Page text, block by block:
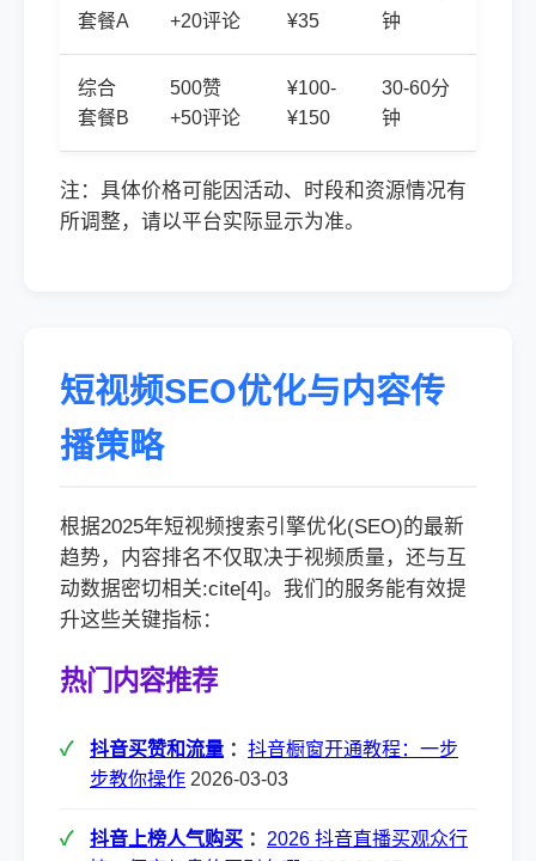
套餐A
+20评论
¥35
钟
综合
套餐B
500赞
+50评论
¥100-
¥150
30-60分
钟
注：具体价格可能因活动、时段和资源情况有
所调整，请以平台实际显示为准。
短视频SEO优化与内容传
播策略
根据2025年短视频搜索引擎优化(SEO)的最新
趋势，内容排名不仅取决于视频质量，还与互
动数据密切相关:cite[4]。我们的服务能有效提
升这些关键指标：
热门内容推荐
抖音买赞和流量 ： 抖音橱窗开通教程：一步
步教你操作 2026-03-03
抖音上榜人气购买 ： 2026 抖音直播买观众行